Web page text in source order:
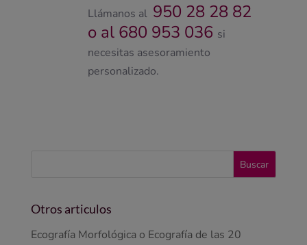
Llámanos al 950 28 28 82
o al 680 953 036 si
necesitas asesoramiento
personalizado.
Otros articulos
Ecografía Morfológica o Ecografía de las 20